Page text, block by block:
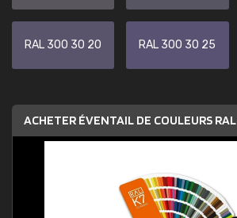
RAL 300 30 20 RAL 300 30 25
ACHETER ÉVENTAIL DE COULEURS RAL